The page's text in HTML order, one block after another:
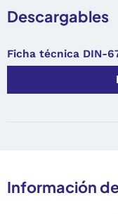
Descargables
Ficha técnica DIN-
Información